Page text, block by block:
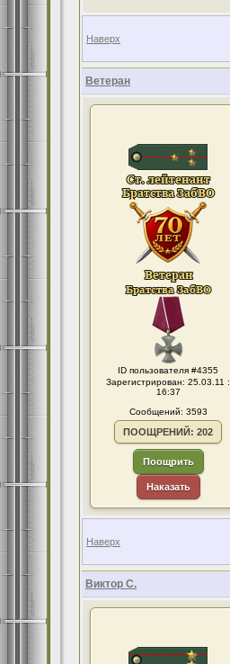
Наверх
Ветеран
ID пользователя #4355
Зарегистрирован: 25.03.11 :
16:37
Сообщений: 3593
ПООЩРЕНИЙ: 202
Поощрить
Наказать
Наверх
Виктор С.